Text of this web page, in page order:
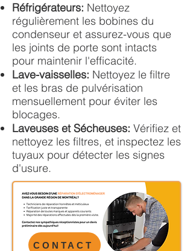
Réfrigérateurs: Nettoyez
régulièrement les bobines du
condenseur et assurez-vous que
les joints de porte sont intacts
pour maintenir l'efficacité.
Lave-vaisselles: Nettoyez le filtre
et les bras de pulvérisation
mensuellement pour éviter les
blocages.
Laveuses et Sécheuses: Vérifiez et
nettoyez les filtres, et inspectez les
tuyaux pour détecter les signes
d'usure.
CONTACT